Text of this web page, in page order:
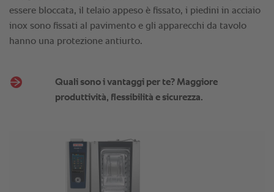
Quali sono i vantaggi per te? Maggiore
produttività, flessibilità e sicurezza.